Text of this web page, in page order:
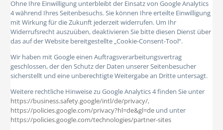
Ohne Ihre Einwilligung unterbleibt der Einsatz von Google Analytics
4 während Ihres Seitenbesuchs. Sie können Ihre erteilte Einwilligung
mit Wirkung für die Zukunft jederzeit widerrufen. Um Ihr
Widerrufsrecht auszuüben, deaktivieren Sie bitte diesen Dienst über
das auf der Website bereitgestellte „Cookie-Consent-Tool“.
Wir haben mit Google einen Auftragsverarbeitungsvertrag
geschlossen, der den Schutz der Daten unserer Seitenbesucher
sicherstellt und eine unberechtigte Weitergabe an Dritte untersagt.
Weitere rechtliche Hinweise zu Google Analytics 4 finden Sie unter
https://business.safety.google/intl/de/privacy/,
https://policies.google.com/privacy?hl=de&gl=de und unter
https://policies.google.com/technologies/partner-sites